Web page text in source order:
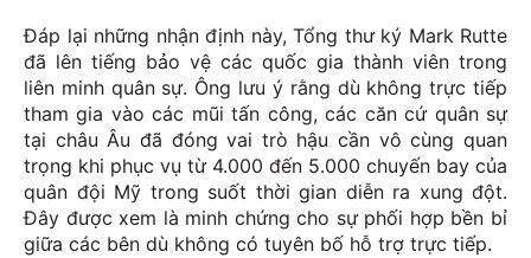
Đáp lại những nhận định này, Tổng thư ký Mark Rutte
đã lên tiếng bảo vệ các quốc gia thành viên trong
liên minh quân sự. Ông lưu ý rằng dù không trực tiếp
tham gia vào các mũi tấn công, các căn cứ quân sự
tại châu Âu đã đóng vai trò hậu cần vô cùng quan
trọng khi phục vụ từ 4.000 đến 5.000 chuyến bay của
quân đội Mỹ trong suốt thời gian diễn ra xung đột.
Đây được xem là minh chứng cho sự phối hợp bền bỉ
giữa các bên dù không có tuyên bố hỗ trợ trực tiếp.